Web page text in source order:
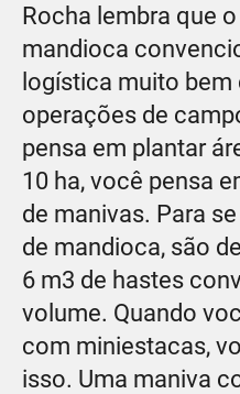
Rocha lembra que
mandioca
logística muito
operações de
pensa em plantar
10 ha, você pensa
de manivas. Para
de mandioca, são
6 m3 de hastes
volume. Quando
com miniestacas,
isso. Uma maniva